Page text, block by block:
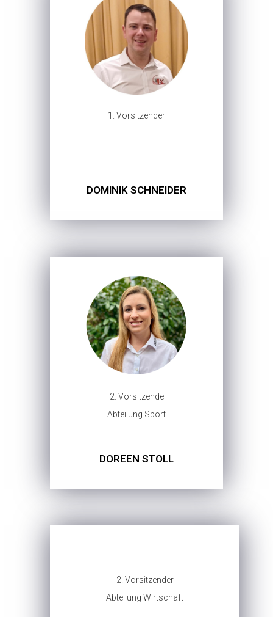
1. Vorsitzender
DOMINIK SCHNEIDER
2. Vorsitzende
Abteilung Sport
DOREEN STOLL
2. Vorsitzender
Abteilung Wirtschaft